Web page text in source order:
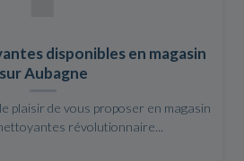
disponibles en magasin
sur Aubagne
plaisir de vous proposer en magasin
révolutionnaire...